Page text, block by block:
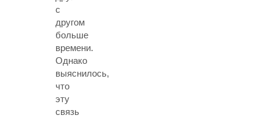
с
другом
больше
времени.
Однако
выяснилось,
что
эту
связь